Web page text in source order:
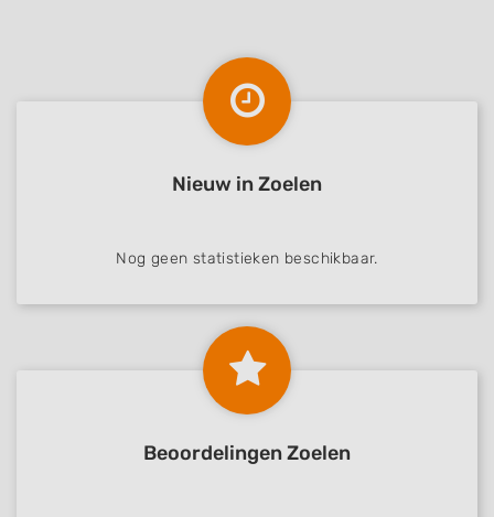
Nieuw in Zoelen
Nog geen statistieken beschikbaar.
Beoordelingen Zoelen